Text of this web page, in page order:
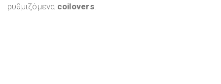
ρυθμιζόμενα coilovers.